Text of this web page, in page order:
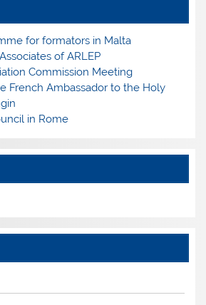
for formators in Malta
of ARLEP
Commission Meeting
French Ambassador to the Holy
in Rome